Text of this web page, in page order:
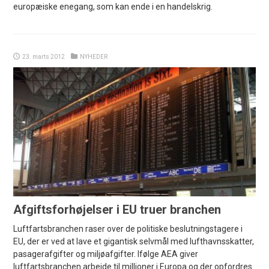
europæiske enegang, som kan ende i en handelskrig.
23. marts 2012 NYHEDER
Afgiftsforhøjelser i EU truer branchen
Luftfartsbranchen raser over de politiske beslutningstagere i
EU, der er ved at lave et gigantisk selvmål med lufthavnsskatter,
pasagerafgifter og miljøafgifter. Ifølge AEA giver
luftfartsbranchen arbejde til millioner i Europa og der opfordres